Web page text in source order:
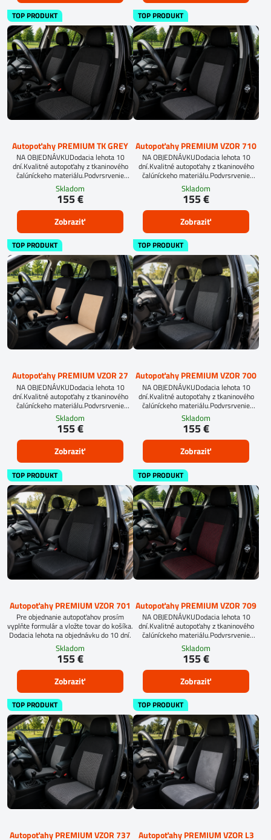
TOP PRODUKT
Autopoťahy PREMIUM TK GREY
NA OBJEDNÁVKUDodacia lehota 10
dní.Kvalitné autopoťahy z tkaninového
čalúníckeho materiálu.Podvrsrvenie
molitan 5 mm.Pre objednanie autopoťahu
na mieru je potrebné vyplniť
objednávkový formulár.OBJEDNAŤ TU
Skladom
155 €
Zobraziť
TOP PRODUKT
Autopoťahy PREMIUM VZOR 710
NA OBJEDNÁVKUDodacia lehota 10
dní.Kvalitné autopoťahy z tkaninového
čalúníckeho materiálu.Podvrsrvenie
molitan 5 mm.Pre objednanie autopoťahu
na mieru je potrebné vyplniť
objednávkový formulár.OBJEDNAŤ TU
Skladom
155 €
Zobraziť
TOP PRODUKT
Autopoťahy PREMIUM VZOR 27
NA OBJEDNÁVKUDodacia lehota 10
dní.Kvalitné autopoťahy z tkaninového
čalúníckeho materiálu.Podvrsrvenie
molitan 5 mm.
Skladom
155 €
Zobraziť
TOP PRODUKT
Autopoťahy PREMIUM VZOR 700
NA OBJEDNÁVKUDodacia lehota 10
dní.Kvalitné autopoťahy z tkaninového
čalúníckeho materiálu.Podvrsrvenie
molitan 5 mm.
Skladom
155 €
Zobraziť
TOP PRODUKT
Autopoťahy PREMIUM VZOR 701
Pre objednanie autopoťahov prosím
vyplňte formulár a vložte tovar do košíka.
Dodacia lehota na objednávku do 10 dní.
Skladom
155 €
Zobraziť
TOP PRODUKT
Autopoťahy PREMIUM VZOR 709
NA OBJEDNÁVKUDodacia lehota 10
dní.Kvalitné autopoťahy z tkaninového
čalúníckeho materiálu.Podvrsrvenie
molitan 5 mm.
Skladom
155 €
Zobraziť
TOP PRODUKT
Autopoťahy PREMIUM VZOR 737
TOP PRODUKT
Autopoťahy PREMIUM VZOR L3